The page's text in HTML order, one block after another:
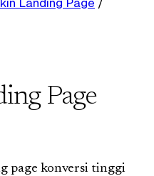
Page
page konversi tinggi